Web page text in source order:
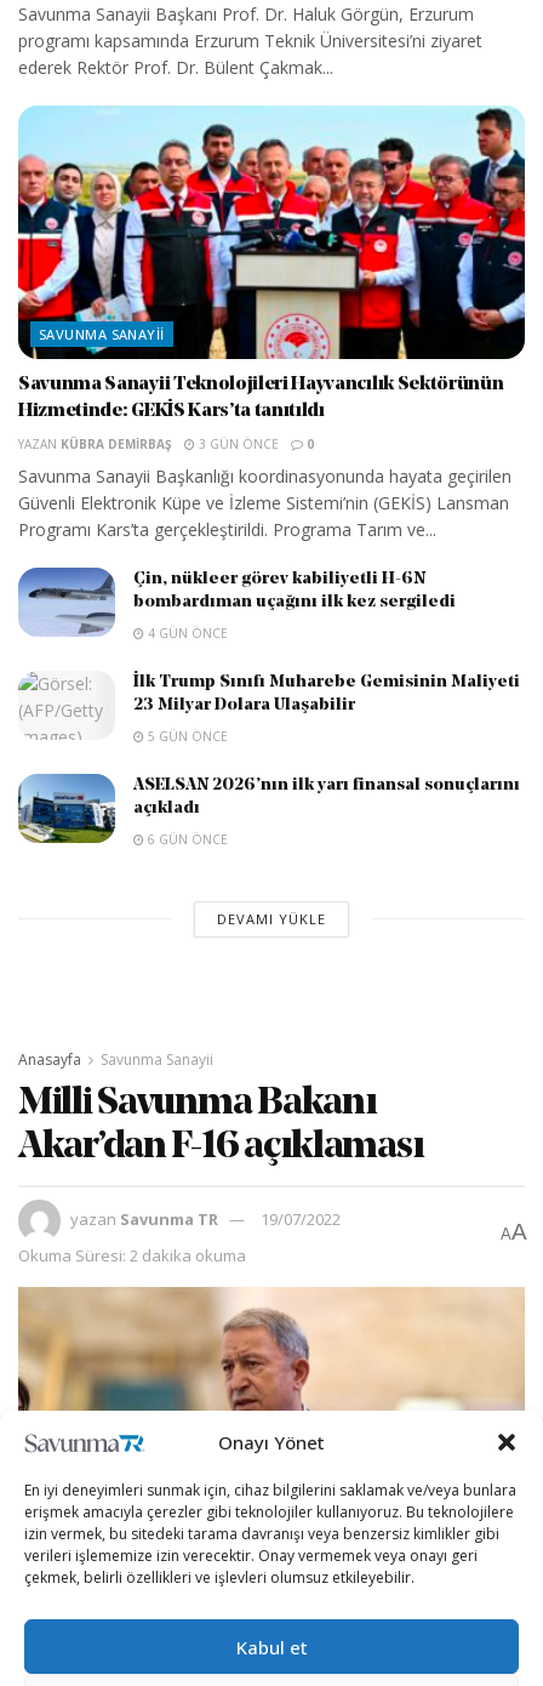
Onayı Yönet
En iyi deneyimleri sunmak için, cihaz bilgilerini saklamak ve/veya bunlara
erişmek amacıyla çerezler gibi teknolojiler kullanıyoruz. Bu teknolojilere
izin vermek, bu sitedeki tarama davranışı veya benzersiz kimlikler gibi
verileri işlememize izin verecektir. Onay vermemek veya onayı geri
çekmek, belirli özellikleri ve işlevleri olumsuz etkileyebilir.
Kabul et
Savunma Sanayii Başkanı Prof. Dr. Haluk Görgün, Erzurum
programı kapsamında Erzurum Teknik Üniversitesi’ni ziyaret
ederek Rektör Prof. Dr. Bülent Çakmak...
SAVUNMA SANAYII
Savunma Sanayii Teknolojileri Hayvancılık Sektörünün
Hizmetinde: GEKİS Kars’ta tanıtıldı
YAZAN KÜBRA DEMIRBAŞ 3 GÜN ÖNCE 0
Savunma Sanayii Başkanlığı koordinasyonunda hayata geçirilen
Güvenli Elektronik Küpe ve İzleme Sistemi’nin (GEKİS) Lansman
Programı Kars’ta gerçekleştirildi. Programa Tarım ve...
Çin, nükleer görev kabiliyetli H-6N
bombardıman uçağını ilk kez sergiledi
4 GÜN ÖNCE
İlk Trump Sınıfı Muharebe Gemisinin Maliyeti
23 Milyar Dolara Ulaşabilir
5 GÜN ÖNCE
ASELSAN 2026’nın ilk yarı finansal sonuçlarını
açıkladı
6 GÜN ÖNCE
DEVAMI YÜKLE
Anasayfa Savunma Sanayii
Milli Savunma Bakanı
Akar’dan F-16 açıklaması
yazan Savunma TR
19/07/2022
Okuma Süresi: 2 dakika okuma
AA
Millî Savunma Bakanı Hulusi Akar, Cumhurbaşkanlığı
Külliyesinde, Cumhurbaşkanı Recep Tayyip Erdoğan